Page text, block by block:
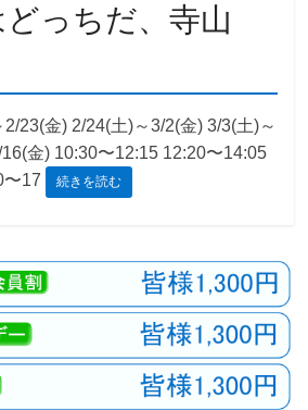
っちだ、寺山
2/23(金) 2/24(土)～3/2(金) 3/3(土)～
金) 10:30〜12:15 12:20〜14:05
〜17
続きを読む